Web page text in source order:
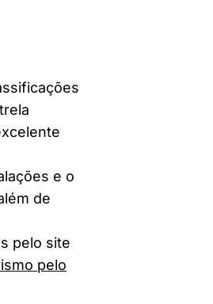
e o
de
pelo site
pelo